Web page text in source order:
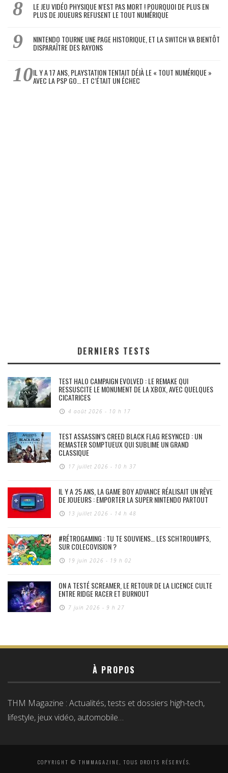
LE JEU VIDÉO PHYSIQUE N’EST PAS MORT ! POURQUOI DE PLUS EN
PLUS DE JOUEURS REFUSENT LE TOUT NUMÉRIQUE
NINTENDO TOURNE UNE PAGE HISTORIQUE, ET LA SWITCH VA BIENTÔT
DISPARAÎTRE DES RAYONS
IL Y A 17 ANS, PLAYSTATION TENTAIT DÉJÀ LE « TOUT NUMÉRIQUE »
AVEC LA PSP GO… ET C’ÉTAIT UN ÉCHEC
DERNIERS TESTS
TEST HALO CAMPAIGN EVOLVED : LE REMAKE QUI
RESSUSCITE LE MONUMENT DE LA XBOX, AVEC QUELQUES
CICATRICES
4 août 2026 - 10 h 17
TEST ASSASSIN’S CREED BLACK FLAG RESYNCED : UN
REMASTER SOMPTUEUX QUI SUBLIME UN GRAND
CLASSIQUE
17 juillet 2026 - 10 h 37
IL Y A 25 ANS, LA GAME BOY ADVANCE RÉALISAIT UN RÊVE
DE JOUEURS : EMPORTER LA SUPER NINTENDO PARTOUT
13 juillet 2026 - 14 h 48
#RÉTROGAMING : TU TE SOUVIENS… LES SCHTROUMPFS,
SUR COLECOVISION ?
19 juin 2026 - 19 h 02
ON A TESTÉ SCREAMER, LE RETOUR DE LA LICENCE CULTE
ENTRE RIDGE RACER ET BURNOUT
7 juin 2026 - 9 h 27
À PROPOS
THM Magazine : Actualités, tests et dossiers high-tech,
lifestyle, jeux vidéo, automobile…
COPYRIGHT © THMMAGAZINE, TOUS DROITS RÉSERVÉS.